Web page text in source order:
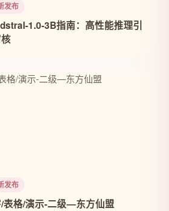
发布
1.0-3B指南：高性能推理引
发布
格/演示-二级—东方仙盟